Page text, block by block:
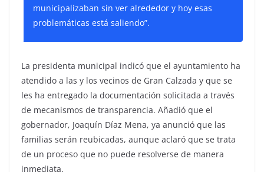
municipalizaban sin ver alrededor y hoy esas
problemáticas está saliendo”.
La presidenta municipal indicó que el ayuntamiento ha
atendido a las y los vecinos de Gran Calzada y que se
les ha entregado la documentación solicitada a través
de mecanismos de transparencia. Añadió que el
gobernador, Joaquín Díaz Mena, ya anunció que las
familias serán reubicadas, aunque aclaró que se trata
de un proceso que no puede resolverse de manera
inmediata.